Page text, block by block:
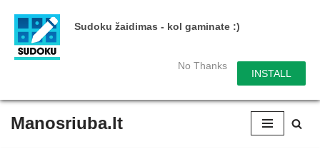
Sudoku žaidimas - kol gaminate :)
No Thanks
INSTALL
Manosriuba.lt